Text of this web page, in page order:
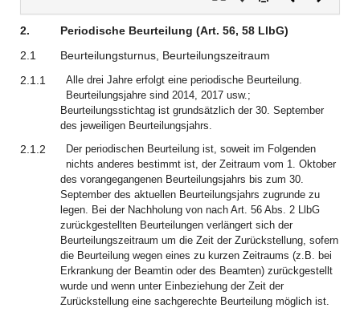
2.
Periodische Beurteilung (Art. 56, 58 LlbG)
2.1
Beurteilungsturnus, Beurteilungszeitraum
2.1.1
Alle drei Jahre erfolgt eine periodische Beurteilung.
Beurteilungsjahre sind 2014, 2017 usw.;
Beurteilungsstichtag ist grundsätzlich der 30. September
des jeweiligen Beurteilungsjahrs.
2.1.2
Der periodischen Beurteilung ist, soweit im Folgenden
nichts anderes bestimmt ist, der Zeitraum vom 1. Oktober
des vorangegangenen Beurteilungsjahrs bis zum 30.
September des aktuellen Beurteilungsjahrs zugrunde zu
legen. Bei der Nachholung von nach Art. 56 Abs. 2 LlbG
zurückgestellten Beurteilungen verlängert sich der
Beurteilungszeitraum um die Zeit der Zurückstellung, sofern
die Beurteilung wegen eines zu kurzen Zeitraums (z.B. bei
Erkrankung der Beamtin oder des Beamten) zurückgestellt
wurde und wenn unter Einbeziehung der Zeit der
Zurückstellung eine sachgerechte Beurteilung möglich ist.